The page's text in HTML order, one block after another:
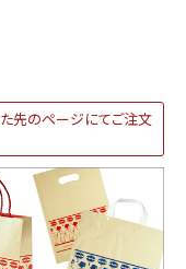
先のページにてご注文